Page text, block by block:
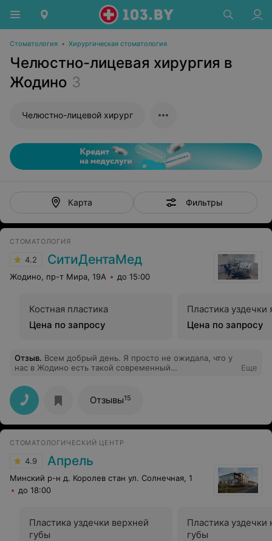
Стоматология • Хирургическая стоматология
Челюстно-лицевая хирургия в
Жодино 3
Челюстно-лицевой хирург
Карта Фильтры
СТОМАТОЛОГИЯ
4.2 СитиДентаМед
Жодино, пр-т Мира, 19А до 15:00
Костная пластика
Цена по запросу
Пластика уздечки
Цена по запросу
Отзыв. Всем добрый день. Я просто не ожидала, что у
нас в Жодино есть такой современный
высоте и самое современное оборудования. Просто
супер.
Еще
Отзывы15
СТОМАТОЛОГИЧЕСКИЙ ЦЕНТР
4.9 Апрель
Минский р-н д. Королев стан ул. Солнечная, 1
до 18:00
Пластика уздечки верхней
губы
Пластика
губы